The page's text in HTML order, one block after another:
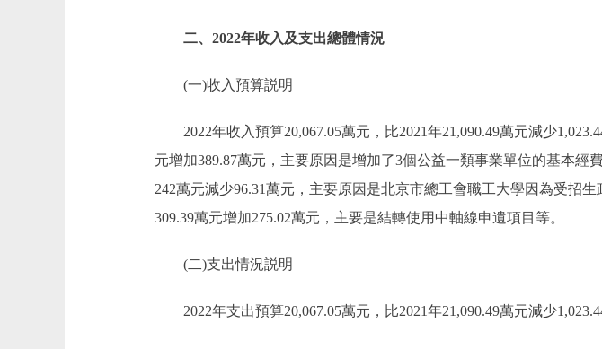
二、2022年收入及支出總體情況
(一)收入預算説明
2022年收入預算20,067.05萬元，比2021年21,090.49萬元減少
元增加389.87萬元，主要原因是增加了3個公益一類事業單位的基本經
242萬元減少96.31萬元，主要原因是北京市總工會職工大學因為受招
309.39萬元增加275.02萬元，主要是結轉使用中軸線申遺項目等。
(二)支出情況説明
2022年支出預算20,067.05萬元，比2021年21,090.49萬元減少